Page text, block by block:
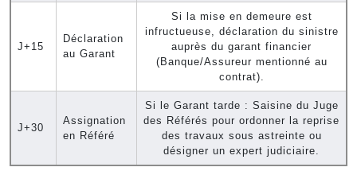
J+15
Déclaration
au Garant
Si la mise en demeure est
infructueuse, déclaration du sinistre
auprès du garant financier
(Banque/Assureur mentionné au
contrat).
J+30
Assignation
en Référé
Si le Garant tarde : Saisine du Juge
des Référés pour ordonner la reprise
des travaux sous astreinte ou
désigner un expert judiciaire.